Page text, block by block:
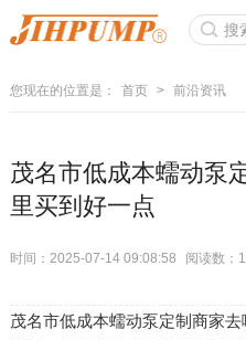
您现在的位置是： 首页 > 前沿资讯
茂名市低成本蠕动泵
里买到好一点
时间：2025-07-14 09:08:58 阅读数：
茂名市低成本蠕动泵定制商家去